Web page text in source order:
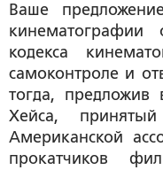
Ваше
кинематографии
кодекса
самоконтроле и
тогда, предложив
Хейса,
Американской
прокатчиков